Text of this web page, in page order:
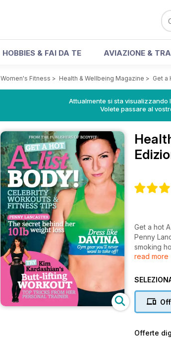
HOBBIES & FAI DA TE AVIAZIONE &
Women's Fitness > Health & Wellbeing Magazine > Get a
Attualmente si sta visualizzando
Volete passare al
Get a hot
Penny
smoking
sculpt a
read more
Offerte